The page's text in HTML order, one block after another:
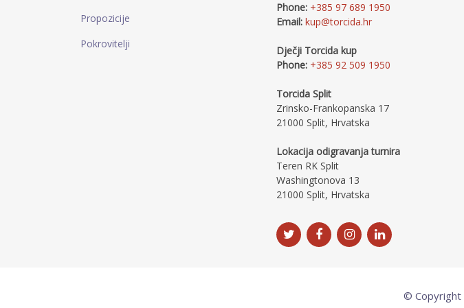
Propozicije
Pokrovitelji
Phone: +385 97 689 1950
Email: kup@torcida.hr
Dječji Torcida kup
Phone: +385 92 509 1950
Torcida Split
Zrinsko-Frankopanska 17
21000 Split, Hrvatska
Lokacija odigravanja turnira
Teren RK Split
Washingtonova 13
21000 Split, Hrvatska
© Copyright